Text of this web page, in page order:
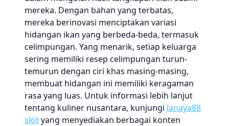
mereka. Dengan bahan yang terbatas,
mereka berinovasi menciptakan variasi
hidangan ikan yang berbeda-beda, termasuk
celimpungan. Yang menarik, setiap keluarga
sering memiliki resep celimpungan turun-
temurun dengan ciri khas masing-masing,
membuat hidangan ini memiliki keragaman
rasa yang luas. Untuk informasi lebih lanjut
tentang kuliner nusantara, kunjungi lanaya88
slotyang menyediakan berbagai konten